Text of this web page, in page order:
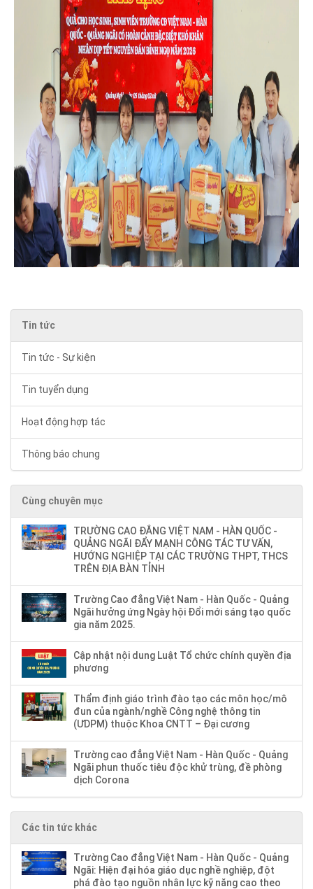
Tin tức
Tin tức - Sự kiện
Tin tuyển dụng
Hoạt động hợp tác
Thông báo chung
Cùng chuyên mục
TRƯỜNG CAO ĐẲNG VIỆT NAM - HÀN QUỐC -
QUẢNG NGÃI ĐẨY MẠNH CÔNG TÁC TƯ VẤN,
HƯỚNG NGHIỆP TẠI CÁC TRƯỜNG THPT, THCS
TRÊN ĐỊA BÀN TỈNH
Trường Cao đẳng Việt Nam - Hàn Quốc - Quảng
Ngãi hưởng ứng Ngày hội Đổi mới sáng tạo quốc
gia năm 2025.
Cập nhật nội dung Luật Tổ chức chính quyền địa
phương
Thẩm định giáo trình đào tạo các môn học/mô
đun của ngành/nghề Công nghệ thông tin
(ƯDPM) thuộc Khoa CNTT – Đại cương
Trường cao đẳng Việt Nam - Hàn Quốc - Quảng
Ngãi phun thuốc tiêu độc khử trùng, đề phòng
dịch Corona
Các tin tức khác
Trường Cao đẳng Việt Nam - Hàn Quốc - Quảng
Ngãi: Hiện đại hóa giáo dục nghề nghiệp, đột
phá đào tạo nguồn nhân lực kỹ năng cao theo